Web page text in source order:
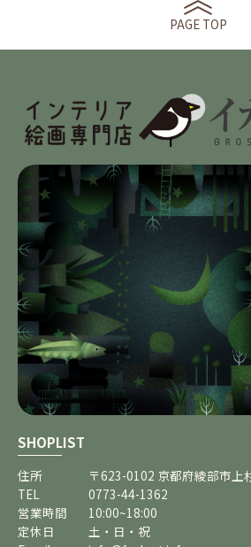
PAGE TOP
SHOPLIST
住所
〒623-0102 京都府綾部市上
TEL
0773-44-1362
営業時間
10:00~18:00
定休日
土・日・祝